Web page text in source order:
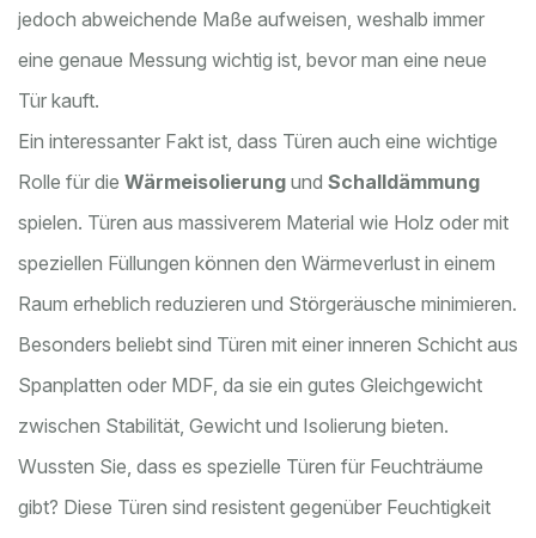
jedoch abweichende Maße aufweisen, weshalb immer
eine genaue Messung wichtig ist, bevor man eine neue
Tür kauft.
Ein interessanter Fakt ist, dass Türen auch eine wichtige
Rolle für die Wärmeisolierung und Schalldämmung
spielen. Türen aus massiverem Material wie Holz oder mit
speziellen Füllungen können den Wärmeverlust in einem
Raum erheblich reduzieren und Störgeräusche minimieren.
Besonders beliebt sind Türen mit einer inneren Schicht aus
Spanplatten oder MDF, da sie ein gutes Gleichgewicht
zwischen Stabilität, Gewicht und Isolierung bieten.
Wussten Sie, dass es spezielle Türen für Feuchträume
gibt? Diese Türen sind resistent gegenüber Feuchtigkeit